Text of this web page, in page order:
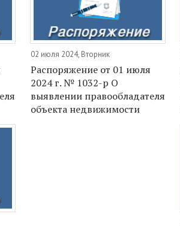
02 июля 2024, Вторник
Распоряжение от 01 июля
2024 г. № 1032-р О
выявлении правообладателя
объекта недвижимости